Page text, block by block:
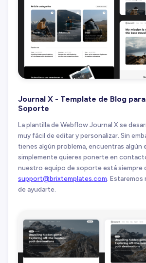
Journal X - Template de Blog
Soporte
La plantilla de Webflow Journal X se
muy fácil de editar y personalizar. Sin
tienes algún problema, encuentras algún
simplemente quieres ponerte en
nuestro equipo de soporte está siempre
support@brixtemplates.com. Estaremos
de ayudarte.